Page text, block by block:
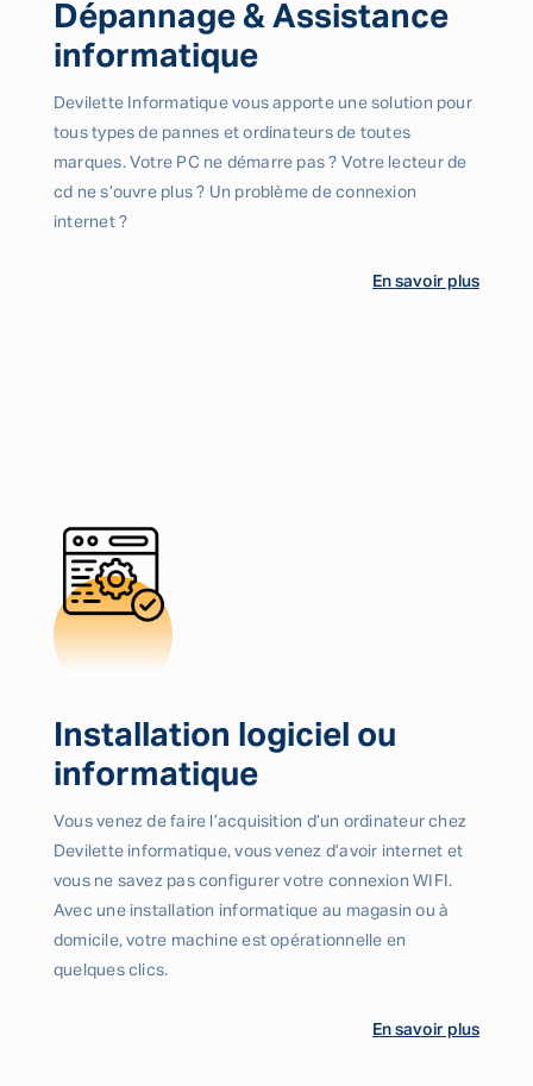
Dépannage & Assistance
informatique
Devilette Informatique vous apporte une solution pour
tous types de pannes et ordinateurs de toutes
marques. Votre PC ne démarre pas ? Votre lecteur de
cd ne s’ouvre plus ? Un problème de connexion
internet ?
En savoir plus
Installation logiciel ou
informatique
Vous venez de faire l’acquisition d’un ordinateur chez
Devilette informatique, vous venez d’avoir internet et
vous ne savez pas configurer votre connexion WIFI.
Avec une installation informatique au magasin ou à
domicile, votre machine est opérationnelle en
quelques clics.
En savoir plus